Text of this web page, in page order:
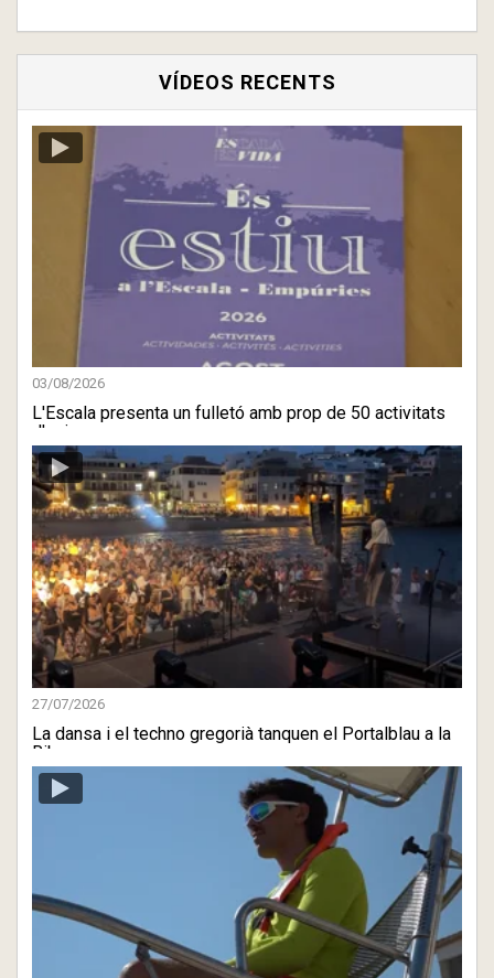
VÍDEOS RECENTS
03/08/2026
L'Escala presenta un fulletó amb prop de 50 activitats
d'oci p ...
27/07/2026
La dansa i el techno gregorià tanquen el Portalblau a la
Riba